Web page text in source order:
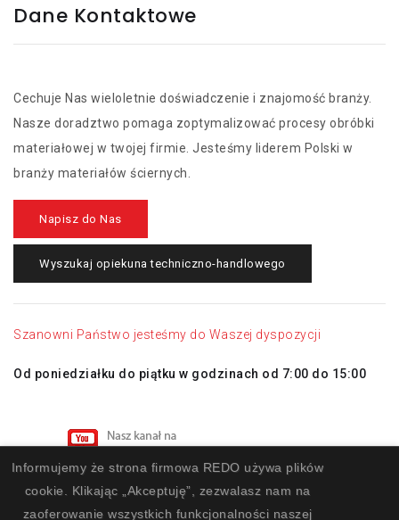
Dane Kontaktowe
Cechuje Nas wieloletnie doświadczenie i znajomość branży.
Nasze doradztwo pomaga zoptymalizować procesy obróbki
materiałowej w twojej firmie. Jesteśmy liderem Polski w
branży materiałów ściernych.
Napisz do Nas
Wyszukaj opiekuna techniczno-handlowego
Szanowni Państwo jesteśmy do Waszej dyspozycji
Od poniedziałku do piątku w godzinach od 7:00 do 15:00
Informujemy że strona firmowa REDO używa plików
cookie. Klikając „Akceptuję”, zezwalasz nam na
zaoferowanie wszystkich funkcjonalności naszej